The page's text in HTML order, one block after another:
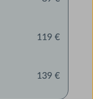
119 €
139 €